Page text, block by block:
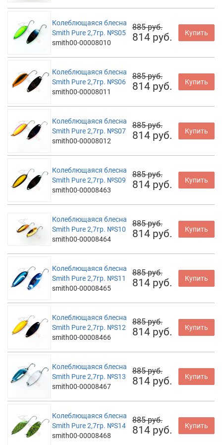
Колеблющаяся блесна
Smith Pure 2,7гр. №S05
smith00-00008010
885 руб.
814 руб. Купить
Колеблющаяся блесна
Smith Pure 2,7гр. №S06
smith00-00008011
885 руб.
814 руб. Купить
Колеблющаяся блесна
Smith Pure 2,7гр. №S07
smith00-00008012
885 руб.
814 руб. Купить
Колеблющаяся блесна
Smith Pure 2,7гр. №S09
smith00-00008463
885 руб.
814 руб. Купить
Колеблющаяся блесна
Smith Pure 2,7гр. №S10
smith00-00008464
885 руб.
814 руб. Купить
Колеблющаяся блесна
Smith Pure 2,7гр. №S11
smith00-00008465
885 руб.
814 руб. Купить
Колеблющаяся блесна
Smith Pure 2,7гр. №S12
smith00-00008466
885 руб.
814 руб. Купить
Колеблющаяся блесна
Smith Pure 2,7гр. №S13
smith00-00008467
885 руб.
814 руб. Купить
Колеблющаяся блесна
Smith Pure 2,7гр. №S14
smith00-00008468
885 руб.
814 руб. Купить